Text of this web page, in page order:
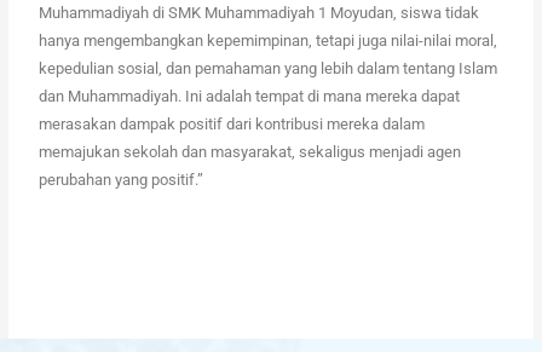
Muhammadiyah di SMK Muhammadiyah 1 Moyudan, siswa tidak
hanya mengembangkan kepemimpinan, tetapi juga nilai-nilai moral,
kepedulian sosial, dan pemahaman yang lebih dalam tentang Islam
dan Muhammadiyah. Ini adalah tempat di mana mereka dapat
merasakan dampak positif dari kontribusi mereka dalam
memajukan sekolah dan masyarakat, sekaligus menjadi agen
perubahan yang positif.”